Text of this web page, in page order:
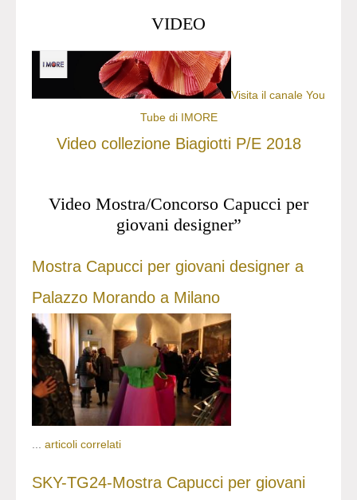
VIDEO
Visita il canale You
Tube di IMORE
Video collezione Biagiotti P/E 2018
Video Mostra/Concorso Capucci per
giovani designer”
Mostra Capucci per giovani designer a
Palazzo Morando a Milano
articoli correlati
SKY-TG24-Mostra Capucci per giovani